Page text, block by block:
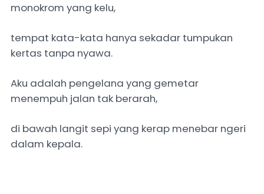
monokrom yang kelu,
tempat kata-kata hanya sekadar tumpukan
kertas tanpa nyawa.
Aku adalah pengelana yang gemetar
menempuh jalan tak berarah,
di bawah langit sepi yang kerap menebar ngeri
dalam kepala.